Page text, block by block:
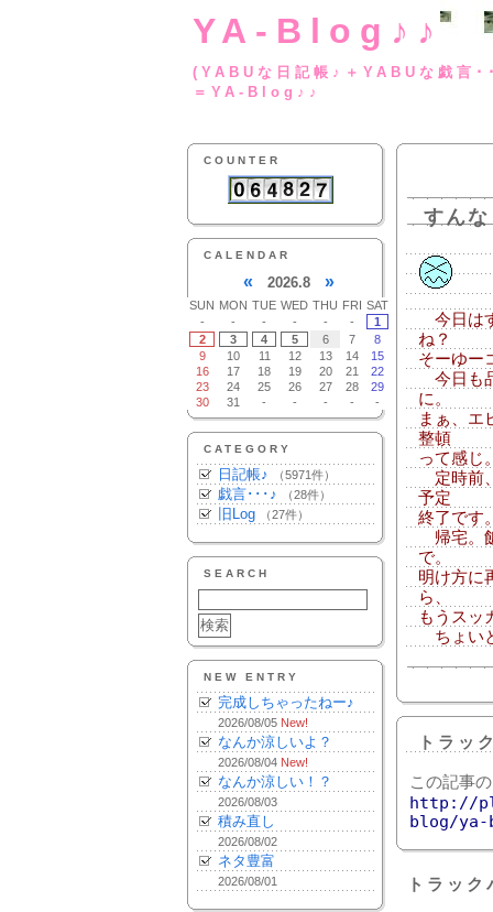
YA-Blog♪♪
(YABUな日記帳♪
＝YA-Blog♪♪
COUNTER
CALENDAR
« 2026.8 »
SUN MON TUE WED THU FRI SAT
-
- - - - -
1
2
3 4 5 6 7
8
9
10 11 12 13 14
15
16
17 18 19 20 21
22
23
24 25 26 27 28
29
30
31 - - - - -
CATEGORY
日記帳♪ （5971件）
戯言･･･♪ （28件）
旧Log （27件）
SEARCH
NEW ENTRY
完成しちゃったねー♪
2026/08/05 New!
なんか涼しいよ？
2026/08/04 New!
なんか涼しい！？
2026/08/03
積み直し
2026/08/02
ネタ豊富
2026/08/01
すん
今日は
ね？
そーゆー
今日も
に。
まぁ、エ
整頓
って感じ
定時前
予定
終了です
帰宅。
で。
明け方に
ら、
もうスッ
ちょい
トラッ
この記事
http://
blog/ya-
トラッ